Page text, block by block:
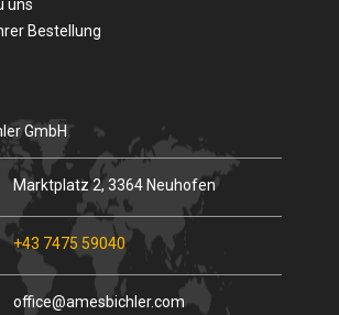
uns
Bestellung
GmbH
Marktplatz 2, 3364 Neuhofen
+43 7475 59040
office@amesbichler.com